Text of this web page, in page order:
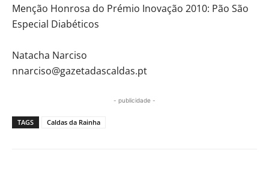
Menção Honrosa do Prémio Inovação 2010: Pão São
Especial Diabéticos
Natacha Narciso
nnarciso@gazetadascaldas.pt
- publicidade -
TAGS Caldas da Rainha